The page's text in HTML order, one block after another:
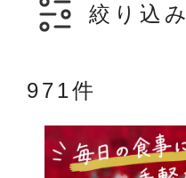
絞り込み
971件